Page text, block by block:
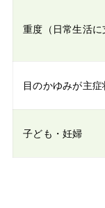
重度（日常生活に
目のかゆみが主症
子ども・妊婦